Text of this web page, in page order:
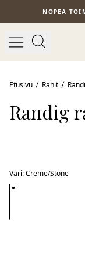
Siirry pääsisältöön
NOPEA
Etusivu Rahit
Randig
Väri:Creme/Stone